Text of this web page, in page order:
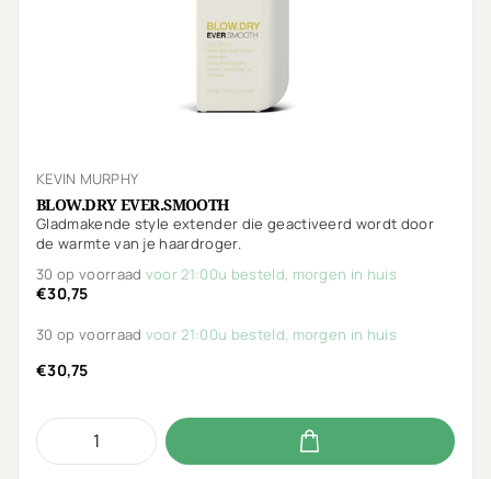
KEVIN MURPHY
BLOW.DRY EVER.SMOOTH
Gladmakende style extender die geactiveerd wordt door
de warmte van je haardroger.
30 op voorraad voor 21:00u besteld, morgen in huis
€30,75
30 op voorraad voor 21:00u besteld, morgen in huis
€30,75